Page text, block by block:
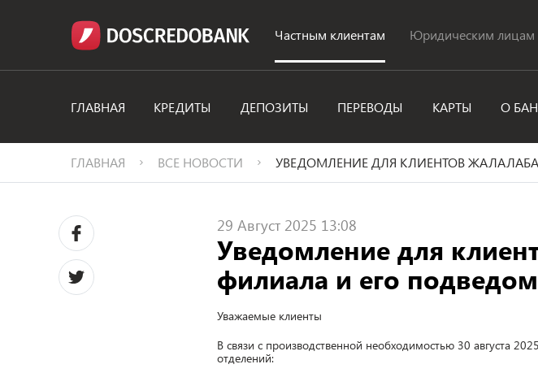
Частным клиентам Юридическим лицам
ГЛАВНАЯ КРЕДИТЫ ДЕПОЗИТЫ ПЕРЕВОДЫ КАРТЫ О
ГЛАВНАЯ ВСЕ НОВОСТИ УВЕДОМЛЕНИЕ ДЛЯ КЛИЕНТОВ
29 Август 2025 13:08
Уведомление для
филиала и его
Уважаемые клиенты
В связи с производственной необходимостью 30 августа
отделений: